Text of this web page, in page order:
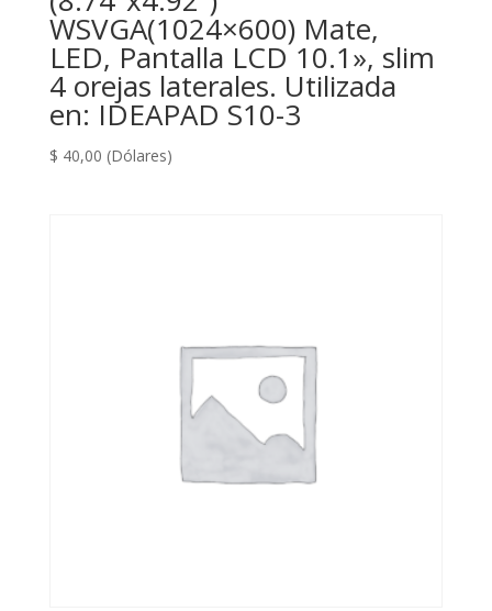
WSVGA(1024×600) Mate,
LED, Pantalla LCD 10.1», slim
4 orejas laterales. Utilizada
en: IDEAPAD S10-3
$ 40,00 (Dólares)